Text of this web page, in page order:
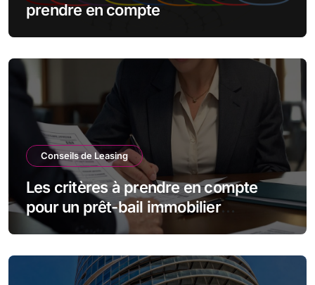
prendre en compte
Conseils de Leasing
Les critères à prendre en compte
pour un prêt-bail immobilier
d’entreprise